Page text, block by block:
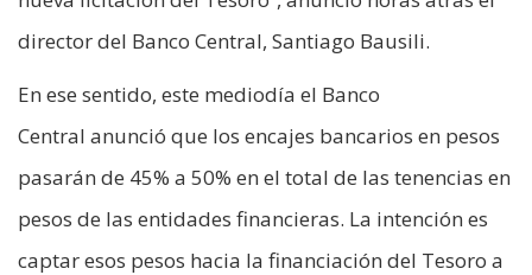
director del Banco Central, Santiago Bausili.
En ese sentido, este mediodía el Banco
Central anunció que los encajes bancarios en pesos
pasarán de 45% a 50% en el total de las tenencias en
pesos de las entidades financieras. La intención es
captar esos pesos hacia la financiación del Tesoro a